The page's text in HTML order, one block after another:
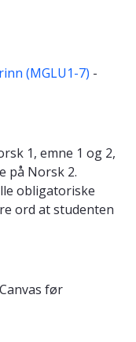
(MGLU1-7) -
1, emne 1 og 2,
på Norsk 2.
obligatoriske
ord at studenten
før